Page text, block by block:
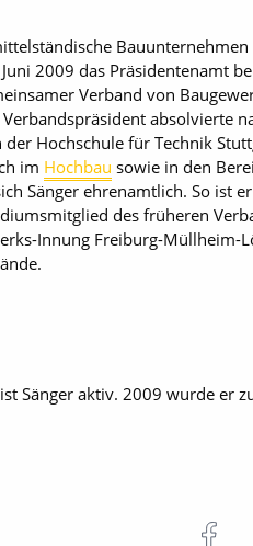
2009 das Präsidentenamt
Verband von
absolvierte
Hochschule für Technik
im Hochbau sowie in den
Sänger ehrenamtlich. So ist
des früheren
Innung Freiburg-
Sänger aktiv. 2009 wurde er